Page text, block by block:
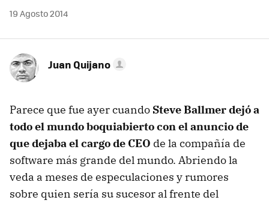
19 Agosto 2014
Juan Quijano
Parece que fue ayer cuando Steve Ballmer dejó a
todo el mundo boquiabierto con el anuncio de
que dejaba el cargo de CEO de la compañía de
software más grande del mundo. Abriendo la
veda a meses de especulaciones y rumores
sobre quien sería su sucesor al frente del